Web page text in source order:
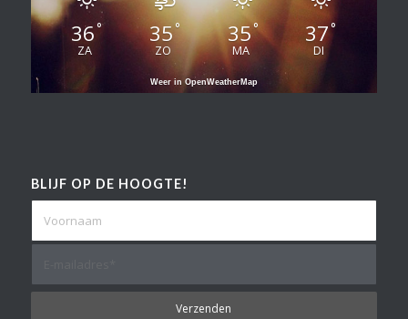
36°
ZA
35°
ZO
35°
MA
37°
DI
Weer in OpenWeatherMap
BLIJF OP DE HOOGTE!